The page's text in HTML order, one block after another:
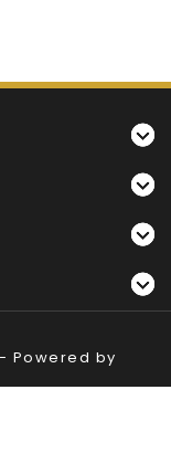
Powered by